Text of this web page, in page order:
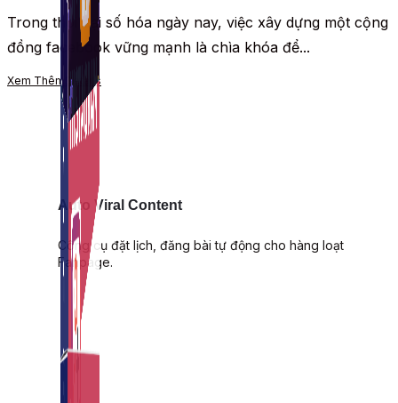
Auto Viral Content
Công cụ đặt lịch, đăng bài tự động cho hàng loạt
Fanpage.
Trong thời đại số hóa ngày nay, việc xây dựng một cộng
đồng facebook vững mạnh là chìa khóa để...
Xem Thêm Details